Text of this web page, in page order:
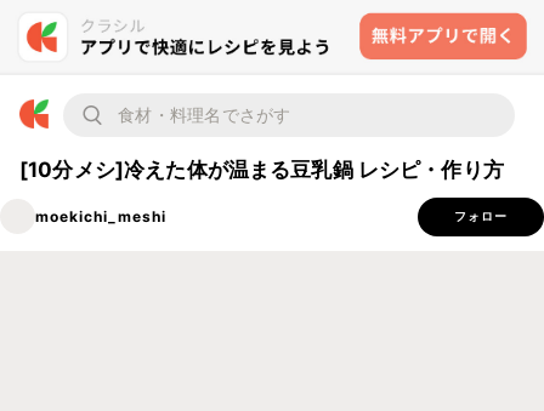
[10分メシ]冷えた体が温まる豆乳鍋 レシピ・作り方
moekichi_meshi フォロー